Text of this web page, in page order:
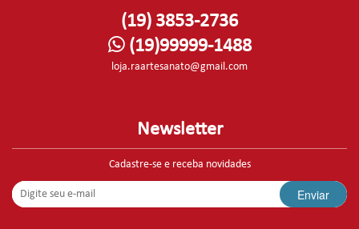
(19) 3853-2736
(19)99999-1488
loja.raartesanato@gmail.com
Newsletter
Cadastre-se e receba novidades
Enviar